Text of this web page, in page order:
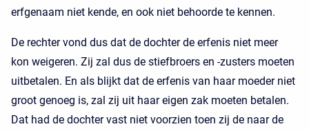
erfgenaam niet kende, en ook niet behoorde te kennen.
De rechter vond dus dat de dochter de erfenis niet meer
kon weigeren. Zij zal dus de stiefbroers en -zusters moeten
uitbetalen. En als blijkt dat de erfenis van haar moeder niet
groot genoeg is, zal zij uit haar eigen zak moeten betalen.
Dat had de dochter vast niet voorzien toen zij de naar de